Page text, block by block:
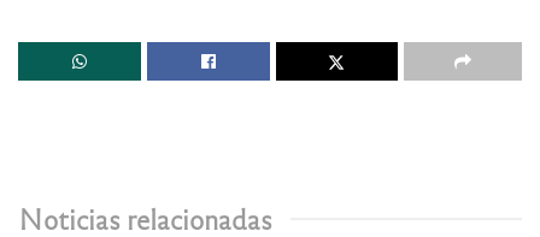
Noticias relacionadas